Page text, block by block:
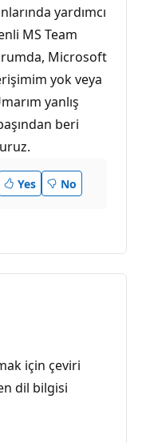
yardımcı
MS Team
Microsoft
yok veya
yanlış
beri
Yes No
için çeviri
dil bilgisi